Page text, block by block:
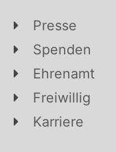
Presse
Spenden
Ehrenamt
Freiwillig
Karriere